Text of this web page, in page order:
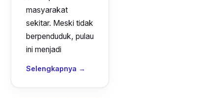
masyarakat
sekitar. Meski tidak
berpenduduk, pulau
ini menjadi
Selengkapnya →